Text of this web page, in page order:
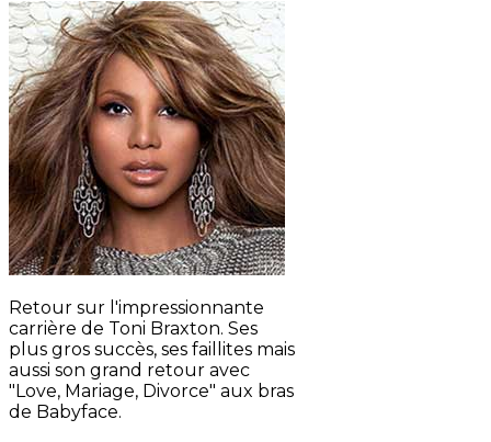
Retour sur l'impressionnante
carrière de Toni Braxton. Ses
plus gros succès, ses faillites mais
aussi son grand retour avec
"Love, Mariage, Divorce" aux bras
de Babyface.